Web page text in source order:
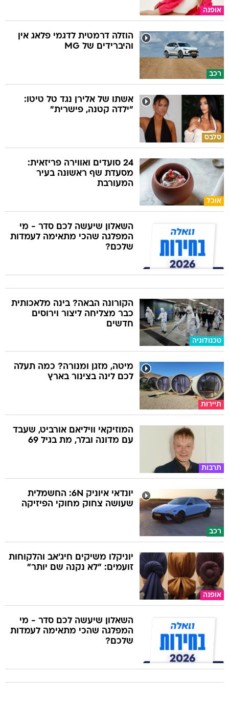
אופנה
רכב
הוזלה דרמטית לדגמי פלאג אין
והיברידים של MG
סלבס
אשתו של אלירן נגד טל טיטו:
"ילדה קטנה, פישרית"
אוכל
24 סועדים ואווירה פריזאית:
מסעדת שף ראשונה בעיר
המעורבת
השאלון שיעשה לכם סדר - מי
המפלגה שהכי מתאימה לעמדות
שלכם?
טכנולוגיה
הקורונה הבאה? בינה מלאכותית
כבר מצליחה ליצור וירוסים
חדשים
תיירות
מיטה, מזגן ומנורה? כמה תעלה
לכם לינה בצינור בארץ
תרבות
המוזיקאי וויליאם אורביט, שעבד
עם מדונה ובלר, מת בגיל 69
רכב
יונדאי איוניק 6N: החשמלית
שעושה צחוק מחוקי הפיזיקה
אופנה
יוניקלו משיקים חיג'אב והלקוחות
זועמים: "לא נקנה שם יותר"
השאלון שיעשה לכם סדר - מי
המפלגה שהכי מתאימה לעמדות
שלכם?